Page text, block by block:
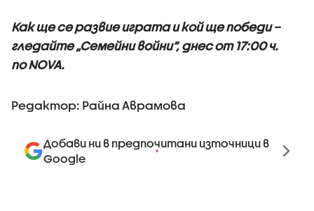
Как ще се развие играта и кой ще победи –
гледайте „Семейни войни“, днес от 17:00 ч.
по NOVA.
Редактор: Райна Аврамова
Добави ни в предпочитани източници в
Google